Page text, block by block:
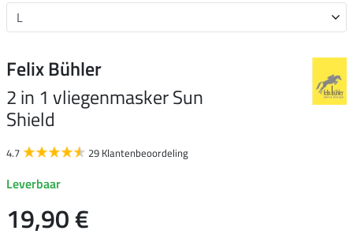
Felix Bühler
2 in 1 vliegenmasker Sun
Shield
4.7 29 Klantenbeoordeling
Leverbaar
19,90 €